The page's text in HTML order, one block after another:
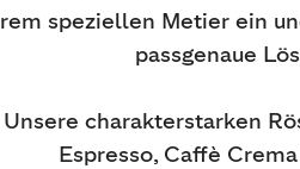
speziellen Metier ein
passgenaue
Unsere charakterstarken
Espresso, Caffè